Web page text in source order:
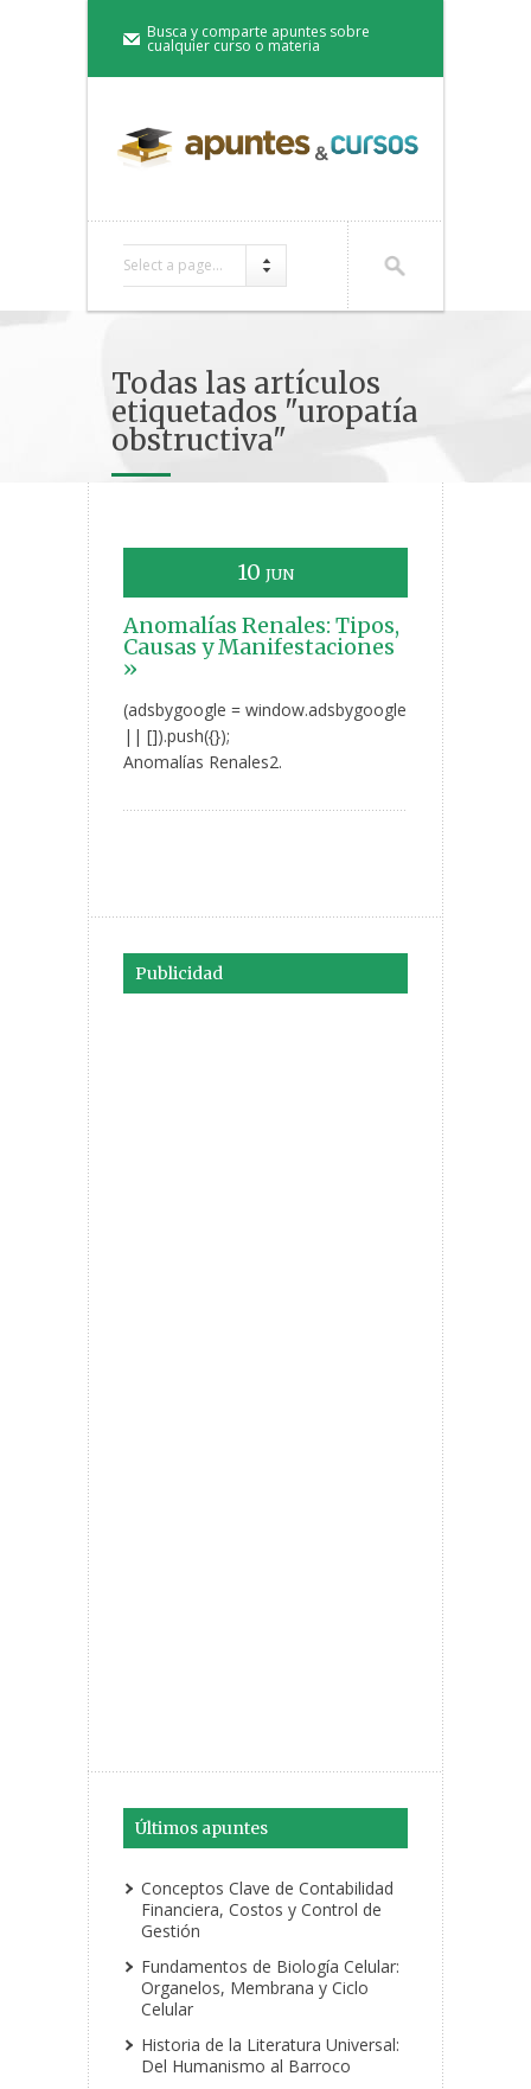
Busca y comparte apuntes sobre
cualquier curso o materia
Select a page...
Todas las artículos
etiquetados "uropatía
obstructiva"
10 JUN
Anomalías Renales: Tipos,
Causas y Manifestaciones
»
(adsbygoogle = window.adsbygoogle
|| []).push({});
Anomalías Renales2.
Publicidad
Últimos apuntes
Conceptos Clave de Contabilidad
Financiera, Costos y Control de
Gestión
Fundamentos de Biología Celular:
Organelos, Membrana y Ciclo
Celular
Historia de la Literatura Universal:
Del Humanismo al Barroco